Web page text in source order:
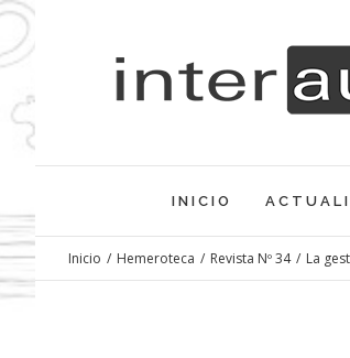
Saltar
al
INICIO
Inicio / Hemeroteca / Revista Nº 34 / La